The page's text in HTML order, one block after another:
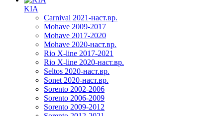
KIA
Carnival 2021-наст.вр.
Mohave 2009-2017
Mohave 2017-2020
Mohave 2020-наст.вр.
Rio X-line 2017-2021
Rio X-line 2020-наст.вр.
Seltos 2020-наст.вр.
Sonet 2020-наст.вр.
Sorento 2002-2006
Sorento 2006-2009
Sorento 2009-2012